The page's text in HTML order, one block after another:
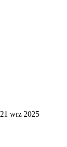
21 wrz 2025